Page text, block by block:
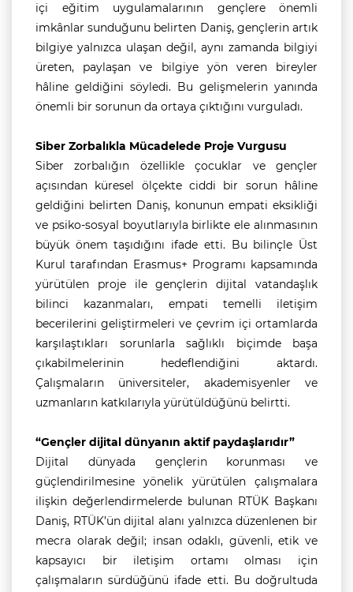
içi eğitim uygulamalarının gençlere önemli
imkânlar sunduğunu belirten Daniş, gençlerin artık
bilgiye yalnızca ulaşan değil, aynı zamanda bilgiyi
üreten, paylaşan ve bilgiye yön veren bireyler
hâline geldiğini söyledi. Bu gelişmelerin yanında
önemli bir sorunun da ortaya çıktığını vurguladı.
Siber Zorbalıkla Mücadelede Proje Vurgusu
Siber zorbalığın özellikle çocuklar ve gençler
açısından küresel ölçekte ciddi bir sorun hâline
geldiğini belirten Daniş, konunun empati eksikliği
ve psiko-sosyal boyutlarıyla birlikte ele alınmasının
büyük önem taşıdığını ifade etti. Bu bilinçle Üst
Kurul tarafından Erasmus+ Programı kapsamında
yürütülen proje ile gençlerin dijital vatandaşlık
bilinci kazanmaları, empati temelli iletişim
becerilerini geliştirmeleri ve çevrim içi ortamlarda
karşılaştıkları sorunlarla sağlıklı biçimde başa
çıkabilmelerinin hedeflendiğini aktardı.
Çalışmaların üniversiteler, akademisyenler ve
uzmanların katkılarıyla yürütüldüğünü belirtti.
“Gençler dijital dünyanın aktif paydaşlarıdır”
Dijital dünyada gençlerin korunması ve
güçlendirilmesine yönelik yürütülen çalışmalara
ilişkin değerlendirmelerde bulunan RTÜK Başkanı
Daniş, RTÜK’ün dijital alanı yalnızca düzenlenen bir
mecra olarak değil; insan odaklı, güvenli, etik ve
kapsayıcı bir iletişim ortamı olması için
çalışmaların sürdüğünü ifade etti. Bu doğrultuda